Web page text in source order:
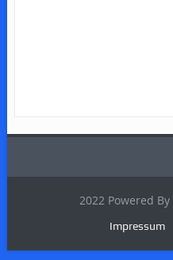
2022 Powered By
Impressum